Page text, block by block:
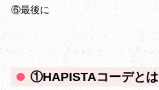
⑥最後に
①HAPISTAコーデとは